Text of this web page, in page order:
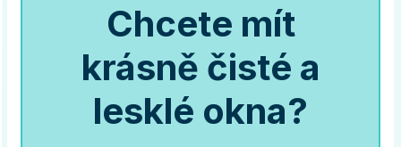
Chcete mít
krásně čisté a
lesklé okna?